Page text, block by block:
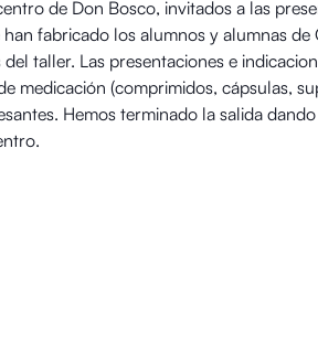
de Don Bosco, invitados a las
fabricado los alumnos y alumnas de
taller. Las presentaciones e
medicación (comprimidos, cápsulas,
Hemos terminado la salida